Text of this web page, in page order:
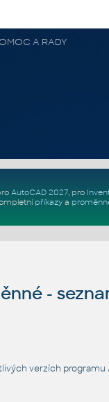
A RADY
AutoCAD 2027, pro
příkazya
-
verzích programu